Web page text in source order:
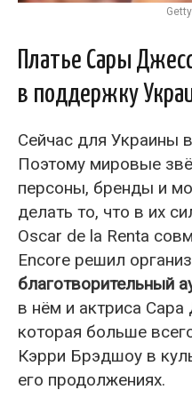
Платье Сары
в поддержку
Сейчас для Украины
Поэтому мировые
персоны, бренды и
делать то, что в их
Oscar de la Renta
Encore решил
благотворительный
в нём и актриса
которая больше
Кэрри Брэдшоу в
его продолжениях.